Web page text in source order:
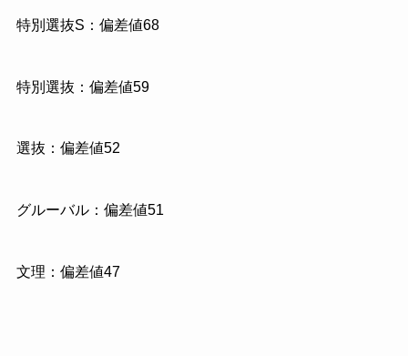
特別選抜S ：偏差値68
特別選抜：偏差値59
選抜：偏差値52
グルーバル：偏差値51
文理：偏差値47